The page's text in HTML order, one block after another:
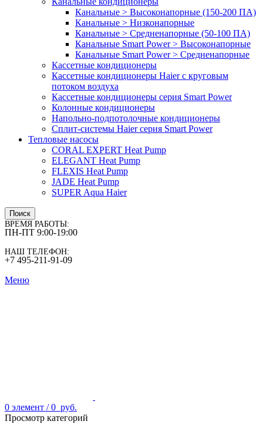
Канальные > Высоконапорные (150-200 ПА)
Канальные > Низконапорные
Канальные > Средненапорные (50-100 ПА)
Канальные Smart Power > Высоконапорные
Канальные Smart Power > Средненапорные
Кассетные кондиционеры
Кассетные кондиционеры Haier с круговым
потоком воздуха
Кассетные кондиционеры серия Smart Power
Колонные кондиционеры
Напольно-подпотолочные кондиционеры
Сплит-системы Haier серия Smart Power
Тепловые насосы
CORAL EXPERT Heat Pump
ELEGANT Heat Pump
FLEXIS Heat Pump
JADE Heat Pump
SUPER Aqua Haier
Поиск
ВРЕМЯ РАБОТЫ:
ПН-ПТ 9:00-19:00
НАШ ТЕЛЕФОН:
+7 495-211-91-09
Меню
0 элемент / 0 руб.
Просмотр категорий